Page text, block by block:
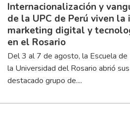
Internacionalización y
de la UPC de Perú viven la
marketing digital y
en el Rosario
Del 3 al 7 de agosto, la Escuela
la Universidad del Rosario abrió
destacado grupo de....